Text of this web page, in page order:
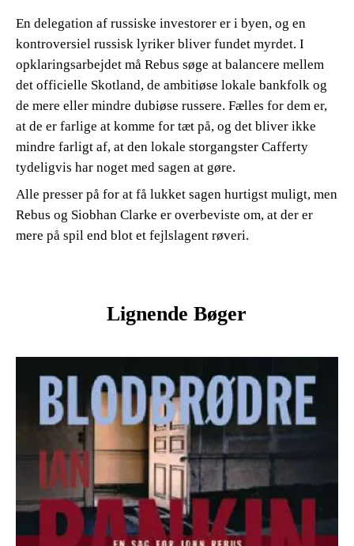
En delegation af russiske investorer er i byen, og en
kontroversiel russisk lyriker bliver fundet myrdet. I
opklaringsarbejdet må Rebus søge at balancere mellem
det officielle Skotland, de ambitiøse lokale bankfolk og
de mere eller mindre dubiøse russere. Fælles for dem er,
at de er farlige at komme for tæt på, og det bliver ikke
mindre farligt af, at den lokale storgangster Cafferty
tydeligvis har noget med sagen at gøre.
Alle presser på for at få lukket sagen hurtigst muligt, men
Rebus og Siobhan Clarke er overbeviste om, at der er
mere på spil end blot et fejlslagent røveri.
Lignende Bøger